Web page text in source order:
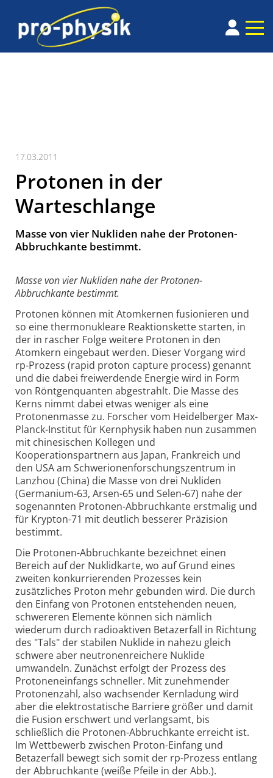
17.03.2011
Protonen in der
Warteschlange
Masse von vier Nukliden nahe der Protonen-
Abbruchkante bestimmt.
Masse von vier Nukliden nahe der Protonen-
Abbruchkante bestimmt.
Protonen können mit Atomkernen fusionieren und
so eine thermonukleare Reaktionskette starten, in
der in rascher Folge weitere Protonen in den
Atomkern eingebaut werden. Dieser Vorgang wird
rp-Prozess (rapid proton capture process) genannt
und die dabei freiwerdende Energie wird in Form
von Röntgenquanten abgestrahlt. Die Masse des
Kerns nimmt dabei etwas weniger als eine
Protonenmasse zu. Forscher vom Heidelberger Max-
Planck-Institut für Kernphysik haben nun zusammen
mit chinesischen Kollegen und
Kooperationspartnern aus Japan, Frankreich und
den USA am Schwerionenforschungszentrum in
Lanzhou (China) die Masse von drei Nukliden
(Germanium-63, Arsen-65 und Selen-67) nahe der
sogenannten Protonen-Abbruchkante erstmalig und
für Krypton-71 mit deutlich besserer Präzision
bestimmt.
Die Protonen-Abbruchkante bezeichnet einen
Bereich auf der Nuklidkarte, wo auf Grund eines
zweiten konkurrierenden Prozesses kein
zusätzliches Proton mehr gebunden wird. Die durch
den Einfang von Protonen entstehenden neuen,
schwereren Elemente können sich nämlich
wiederum durch radioaktiven Betazerfall in Richtung
des "Tals" der stabilen Nuklide in nahezu gleich
schwere aber neutronenreichere Nuklide
umwandeln. Zunächst erfolgt der Prozess des
Protoneneinfangs schneller. Mit zunehmender
Protonenzahl, also wachsender Kernladung wird
aber die elektrostatische Barriere größer und damit
die Fusion erschwert und verlangsamt, bis
schließlich die Protonen-Abbruchkante erreicht ist.
Im Wettbewerb zwischen Proton-Einfang und
Betazerfall bewegt sich somit der rp-Prozess entlang
der Abbruchkante (weiße Pfeile in der Abb.).